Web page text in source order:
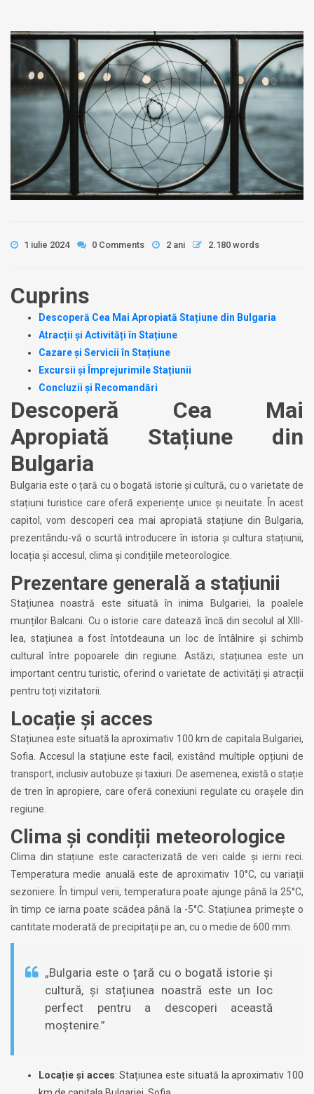
1 iulie 2024 0 Comments 2 ani 2.180 words
Cuprins
Descoperă Cea Mai Apropiată Stațiune din Bulgaria
Atracții și Activități în Stațiune
Cazare și Servicii în Stațiune
Excursii și Împrejurimile Stațiunii
Concluzii și Recomandări
Descoperă Cea Mai
Apropiată Stațiune din
Bulgaria
Bulgaria este o țară cu o bogată istorie și cultură, cu o varietate de
stațiuni turistice care oferă experiențe unice și neuitate. În acest
capitol, vom descoperi cea mai apropiată stațiune din Bulgaria,
prezentându-vă o scurtă introducere în istoria și cultura stațiunii,
locația și accesul, clima și condițiile meteorologice.
Prezentare generală a stațiunii
Stațiunea noastră este situată în inima Bulgariei, la poalele
munților Balcani. Cu o istorie care datează încă din secolul al XIII-
lea, stațiunea a fost întotdeauna un loc de întâlnire și schimb
cultural între popoarele din regiune. Astăzi, stațiunea este un
important centru turistic, oferind o varietate de activități și atracții
pentru toți vizitatorii.
Locație și acces
Stațiunea este situată la aproximativ 100 km de capitala Bulgariei,
Sofia. Accesul la stațiune este facil, existând multiple opțiuni de
transport, inclusiv autobuze și taxiuri. De asemenea, există o stație
de tren în apropiere, care oferă conexiuni regulate cu orașele din
regiune.
Clima și condiții meteorologice
Clima din stațiune este caracterizată de veri calde și ierni reci.
Temperatura medie anuală este de aproximativ 10°C, cu variații
sezoniere. În timpul verii, temperatura poate ajunge până la 25°C,
în timp ce iarna poate scădea până la -5°C. Stațiunea primește o
cantitate moderată de precipitații pe an, cu o medie de 600 mm.
„Bulgaria este o țară cu o bogată istorie și
cultură, și stațiunea noastră este un loc
perfect pentru a descoperi această
moștenire.”
Locație și acces: Stațiunea este situată la aproximativ 100